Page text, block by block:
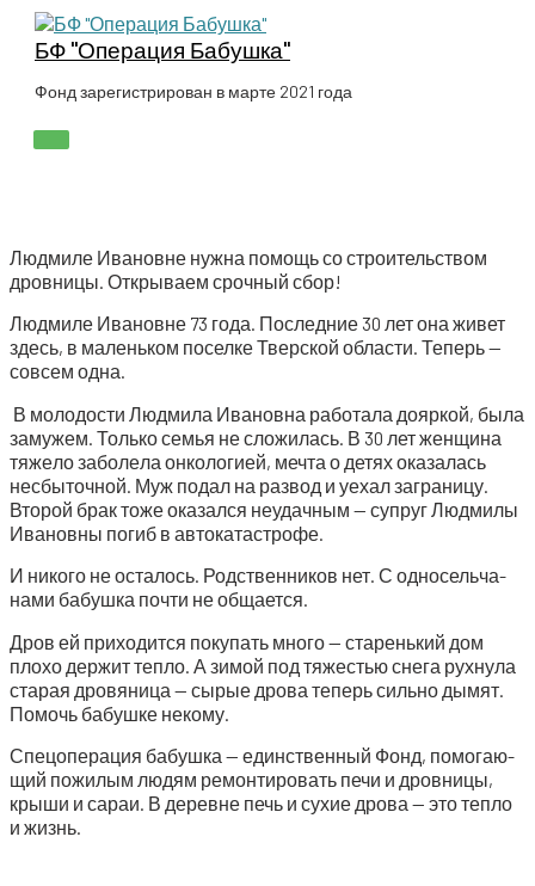
Перейти
содержимому
БФ "Операция Бабушка"
Фонд зарегистрирован в марте 2021 года
ГЛАВНОЕ
Люд­ми­ле Ива­новне нуж­на помощь со стро­и­тель­ством
дров­ни­цы. Откры­ва­ем сроч­ный сбор!
Люд­ми­ле Ива­новне 73 года. Послед­ние 30 лет она живет
здесь, в малень­ком посел­ке Твер­ской обла­сти. Теперь —
совсем одна.
В моло­до­сти Люд­ми­ла Ива­нов­на рабо­та­ла дояр­кой, была
заму­жем. Толь­ко семья не сло­жи­лась. В 30 лет жен­щи­на
тяже­ло забо­ле­ла онко­ло­ги­ей, меч­та о детях ока­за­лась
несбы­точ­ной. Муж подал на раз­вод и уехал загра­ни­цу.
Вто­рой брак тоже ока­зал­ся неудач­ным — супруг Люд­ми­лы
Ива­нов­ны погиб в автокатастрофе.
И нико­го не оста­лось. Род­ствен­ни­ков нет. С одно­сель­ча­
на­ми бабуш­ка почти не общается.
Дров ей при­хо­дит­ся поку­пать мно­го — ста­рень­кий дом
пло­хо дер­жит теп­ло. А зимой под тяже­стью сне­га рух­ну­ла
ста­рая дро­вя­ни­ца — сырые дро­ва теперь силь­но дымят.
Помочь бабуш­ке некому.
Спе­цо­пе­ра­ция бабуш­ка — един­ствен­ный Фонд, помо­га­ю­
щий пожи­лым людям ремон­ти­ро­вать печи и дров­ни­цы,
кры­ши и сараи. В деревне печь и сухие дро­ва — это теп­ло
и жизнь.